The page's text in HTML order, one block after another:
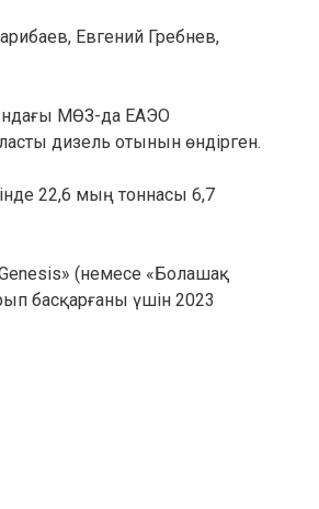
Евгений Гребнев,
МӨЗ-да ЕАЭО
дизель отынын өндірген.
22,6 мың тоннасы 6,7
(немесе «Болашақ
басқарғаны үшін 2023